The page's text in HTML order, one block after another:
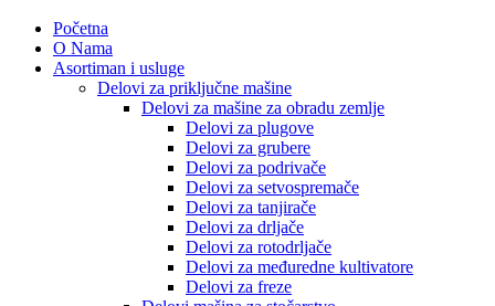
Početna
O Nama
Asortiman i usluge
Delovi za priključne mašine
Delovi za mašine za obradu zemlje
Delovi za plugove
Delovi za grubere
Delovi za podrivače
Delovi za setvospremače
Delovi za tanjirače
Delovi za drljače
Delovi za rotodrljače
Delovi za međuredne kultivatore
Delovi za freze